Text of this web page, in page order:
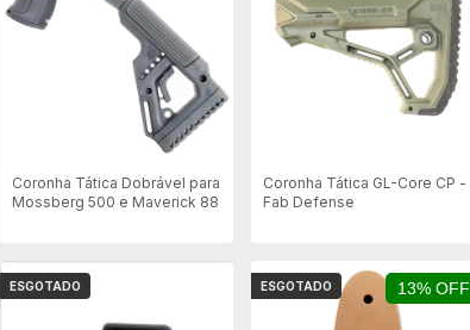
Coronha Tática Dobrável para
Mossberg 500 e Maverick 88
Coronha Tática GL-Core CP -
Fab Defense
ESGOTADO 13% OFF
ESGOTADO